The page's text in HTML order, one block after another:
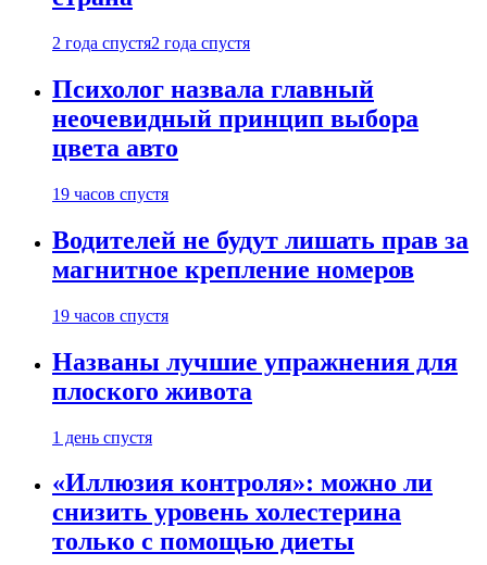
2 года спустя2 года спустя
Психолог назвала главный
неочевидный принцип выбора
цвета авто
19 часов спустя
Водителей не будут лишать прав за
магнитное крепление номеров
19 часов спустя
Названы лучшие упражнения для
плоского живота
1 день спустя
«Иллюзия контроля»: можно ли
снизить уровень холестерина
только с помощью диеты